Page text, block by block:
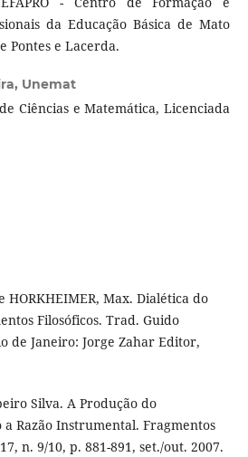
da Educação Básica de Mato
Pontes e Lacerda.
Unemat
Ciências e Matemática, Licenciada
HORKHEIMER, Max. Dialética do
Filosóficos. Trad. Guido
de Janeiro: Jorge Zahar Editor,
Silva. A Produção do
Razão Instrumental. Fragmentos
n. 9/10, p. 881-891, set./out. 2007.